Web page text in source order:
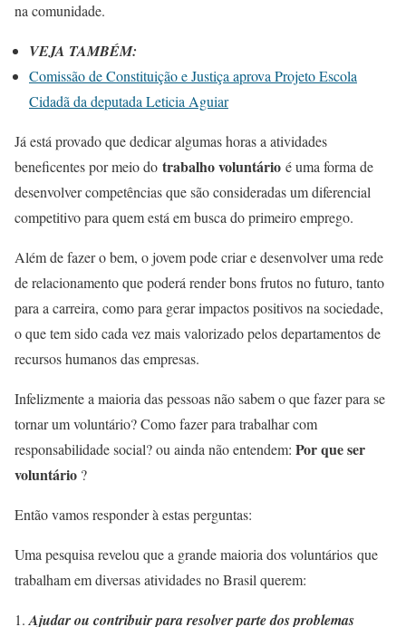
na comunidade.
VEJA TAMBÉM:
Comissão de Constituição e Justiça aprova Projeto Escola
Cidadã da deputada Leticia Aguiar
Já está provado que dedicar algumas horas a atividades
beneficentes por meio do trabalho voluntário é uma forma de
desenvolver competências que são consideradas um diferencial
competitivo para quem está em busca do primeiro emprego.
Além de fazer o bem, o jovem pode criar e desenvolver uma rede
de relacionamento que poderá render bons frutos no futuro, tanto
para a carreira, como para gerar impactos positivos na sociedade,
o que tem sido cada vez mais valorizado pelos departamentos de
recursos humanos das empresas.
Infelizmente a maioria das pessoas não sabem o que fazer para se
tornar um voluntário? Como fazer para trabalhar com
responsabilidade social? ou ainda não entendem: Por que ser
voluntário ?
Então vamos responder à estas perguntas:
Uma pesquisa revelou que a grande maioria dos voluntários que
trabalham em diversas atividades no Brasil querem:
Ajudar ou contribuir para resolver parte dos problemas